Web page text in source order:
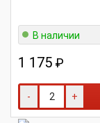
В наличии
1 175 ₽
- +